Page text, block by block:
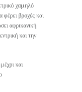
χαμηλό
φέρει βροχές και
αφρικανική
και την
και